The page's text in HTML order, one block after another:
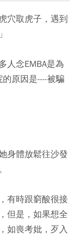
穴取虎子，遇到
人念EMBA是為
原因是----被騙
身體放鬆往沙發
有時跟窮酸很接
但是，如果想全
如喪考妣，歹入